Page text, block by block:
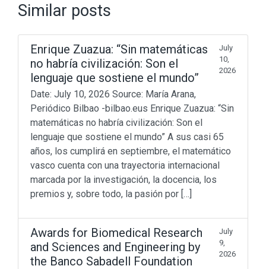
Similar posts
Enrique Zuazua: “Sin matemáticas
no habría civilización: Son el
lenguaje que sostiene el mundo”
July
10,
2026
Date: July 10, 2026 Source: María Arana,
Periódico Bilbao -bilbao.eus Enrique Zuazua: “Sin
matemáticas no habría civilización: Son el
lenguaje que sostiene el mundo” A sus casi 65
años, los cumplirá en septiembre, el matemático
vasco cuenta con una trayectoria internacional
marcada por la investigación, la docencia, los
premios y, sobre todo, la pasión por […]
Awards for Biomedical Research
and Sciences and Engineering by
the Banco Sabadell Foundation
July
9,
2026